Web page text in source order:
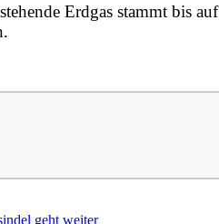
Erdgas stammt bis
geht weiter